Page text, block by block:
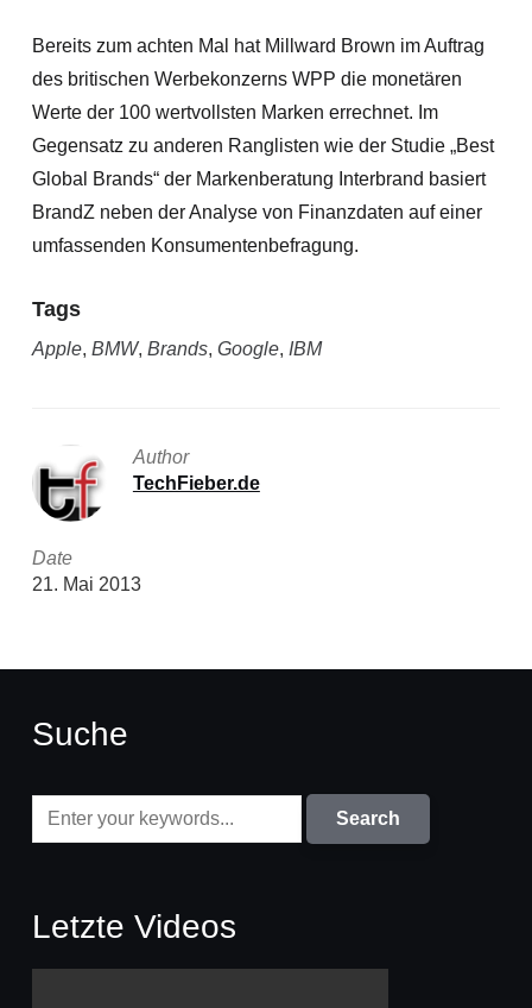
Bereits zum achten Mal hat Millward Brown im Auftrag
des britischen Werbekonzerns WPP die monetären
Werte der 100 wertvollsten Marken errechnet. Im
Gegensatz zu anderen Ranglisten wie der Studie „Best
Global Brands“ der Markenberatung Interbrand basiert
BrandZ neben der Analyse von Finanzdaten auf einer
umfassenden Konsumentenbefragung.
Tags
Apple, BMW, Brands, Google, IBM
Author
TechFieber.de
Date
21. Mai 2013
Suche
Letzte Videos